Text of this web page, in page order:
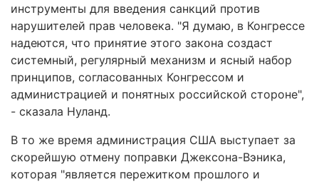
инструменты для введения санкций против
нарушителей прав человека. "Я думаю, в Конгрессе
надеются, что принятие этого закона создаст
системный, регулярный механизм и ясный набор
принципов, согласованных Конгрессом и
администрацией и понятных российской стороне",
- сказала Нуланд.
В то же время администрация США выступает за
скорейшую отмену поправки Джексона-Вэника,
которая "является пережитком прошлого и